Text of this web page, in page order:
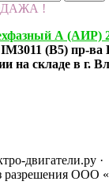
!
А (АИР)
(B5) пр-
на складе в г.
двигатели.ру
разрешения ООО